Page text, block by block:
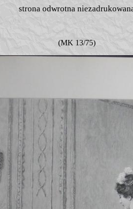
strona odwrotna
(MK 13/75)